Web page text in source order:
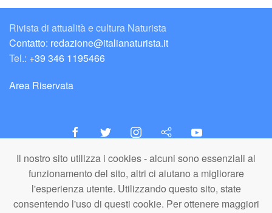
Il nostro sito utilizza i cookies - alcuni sono essenziali al
funzionamento del sito, altri ci aiutano a migliorare
l'esperienza utente. Utilizzando questo sito, state
consentendo l'uso di questi cookie. Per ottenere maggiori
Rivista di attualità e cultura Naturista
Contatto: redazione@italianaturista.it
Tel.: +39 346 1195466
Area Riservata
italiaNATURISTA
Editore e Redazione
A.N.ITA. Associazione Naturista Italiana (APS)
C.F. 80203710159